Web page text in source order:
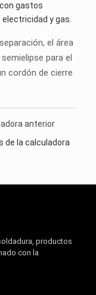
gastos
y gas.
el área
para el
cordón de cierre
anterior
de la calculadora
productos
con la